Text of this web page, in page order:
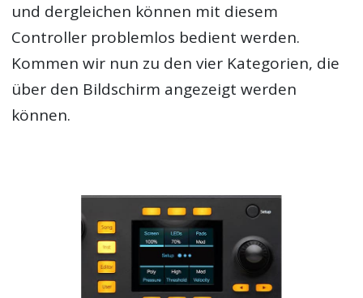
und dergleichen können mit diesem
Controller problemlos bedient werden.
Kommen wir nun zu den vier Kategorien, die
über den Bildschirm angezeigt werden
können.